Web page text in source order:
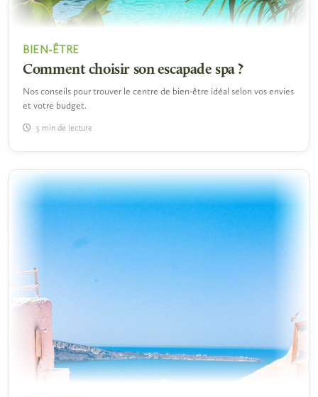
BIEN-ÊTRE
Comment choisir son escapade spa ?
Nos conseils pour trouver le centre de bien-être idéal selon vos envies
et votre budget.
5 min de lecture